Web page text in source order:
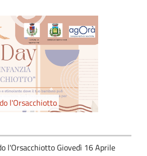
l'Orsacchiotto
l'Orsacchiotto Giovedì 16 Aprile